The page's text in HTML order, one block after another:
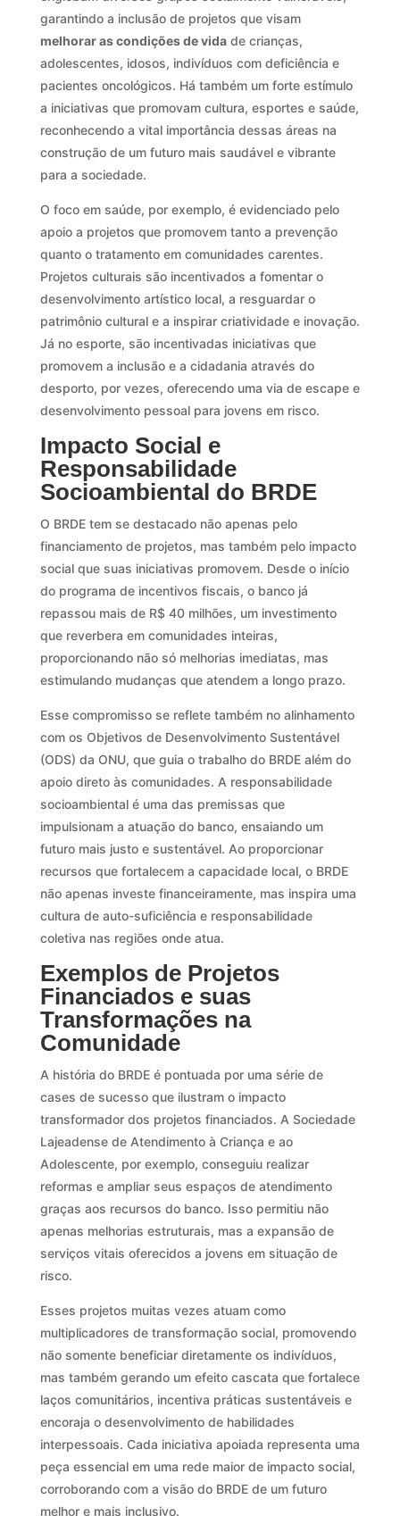
garantindo a inclusão de projetos que visam
melhorar as condições de vidade crianças,
adolescentes, idosos, indivíduos com deficiência e
pacientes oncológicos. Há também um forte estímulo
a iniciativas que promovam cultura, esportes e saúde,
reconhecendo a vital importância dessas áreas na
construção de um futuro mais saudável e vibrante
para a sociedade.
O foco em saúde, por exemplo, é evidenciado pelo
apoio a projetos que promovem tanto a prevenção
quanto o tratamento em comunidades carentes.
Projetos culturais são incentivados a fomentar o
desenvolvimento artístico local, a resguardar o
patrimônio cultural e a inspirar criatividade e inovação.
Já no esporte, são incentivadas iniciativas que
promovem a inclusão e a cidadania através do
desporto, por vezes, oferecendo uma via de escape e
desenvolvimento pessoal para jovens em risco.
Impacto Social e
Responsabilidade
Socioambiental do BRDE
O BRDE tem se destacado não apenas pelo
financiamento de projetos, mas também pelo impacto
social que suas iniciativas promovem. Desde o início
do programa de incentivos fiscais, o banco já
repassou mais de R$ 40 milhões, um investimento
que reverbera em comunidades inteiras,
proporcionando não só melhorias imediatas, mas
estimulando mudanças que atendem a longo prazo.
Esse compromisso se reflete também no alinhamento
com os Objetivos de Desenvolvimento Sustentável
(ODS) da ONU, que guia o trabalho do BRDE além do
apoio direto às comunidades. A responsabilidade
socioambiental é uma das premissas que
impulsionam a atuação do banco, ensaiando um
futuro mais justo e sustentável. Ao proporcionar
recursos que fortalecem a capacidade local, o BRDE
não apenas investe financeiramente, mas inspira uma
cultura de auto-suficiência e responsabilidade
coletiva nas regiões onde atua.
Exemplos de Projetos
Financiados e suas
Transformações na
Comunidade
A história do BRDE é pontuada por uma série de
cases de sucesso que ilustram o impacto
transformador dos projetos financiados. A Sociedade
Lajeadense de Atendimento à Criança e ao
Adolescente, por exemplo, conseguiu realizar
reformas e ampliar seus espaços de atendimento
graças aos recursos do banco. Isso permitiu não
apenas melhorias estruturais, mas a expansão de
serviços vitais oferecidos a jovens em situação de
risco.
Esses projetos muitas vezes atuam como
multiplicadores de transformação social, promovendo
não somente beneficiar diretamente os indivíduos,
mas também gerando um efeito cascata que fortalece
laços comunitários, incentiva práticas sustentáveis e
encoraja o desenvolvimento de habilidades
interpessoais. Cada iniciativa apoiada representa uma
peça essencial em uma rede maior de impacto social,
corroborando com a visão do BRDE de um futuro
melhor e mais inclusivo.